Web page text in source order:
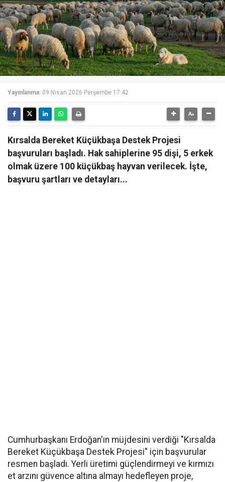
Yayınlanma: 09 Nisan 2026 Perşembe 17:42
Kırsalda Bereket Küçükbaşa Destek Projesi
başvuruları başladı. Hak sahiplerine 95 dişi, 5 erkek
olmak üzere 100 küçükbaş hayvan verilecek. İşte,
başvuru şartları ve detayları...
Cumhurbaşkanı Erdoğan'ın müjdesini verdiği "Kırsalda
Bereket Küçükbaşa Destek Projesi" için başvurular
resmen başladı. Yerli üretimi güçlendirmeyi ve kırmızı
et arzını güvence altına almayı hedefleyen proje,